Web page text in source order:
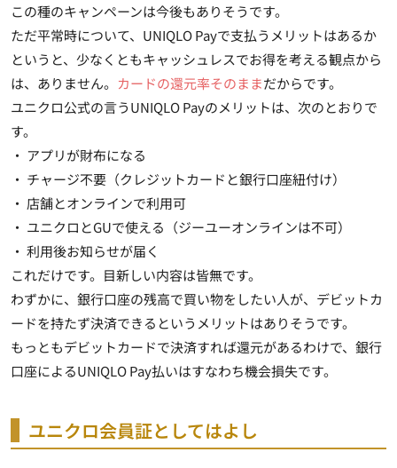
この種のキャンペーンは今後もありそうです。
ただ平常時について、UNIQLO Payで支払うメリットはあるか
というと、少なくともキャッシュレスでお得を考える観点から
は、ありません。 カードの還元率そのままだからです。
ユニクロ公式の言うUNIQLO Payのメリットは、次のとおりで
す。
・ アプリが財布になる
・ チャージ不要（クレジットカードと銀行口座紐付け）
・ 店舗とオンラインで利用可
・ ユニクロとGUで使える（ジーユーオンラインは不可）
・ 利用後お知らせが届く
これだけです。目新しい内容は皆無です。
わずかに、銀行口座の残高で買い物をしたい人が、デビットカ
ードを持たず決済できるというメリットはありそうです。
もっともデビットカードで決済すれば還元があるわけで、銀行
口座によるUNIQLO Pay払いはすなわち機会損失です。
ユニクロ会員証としてはよし